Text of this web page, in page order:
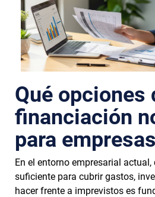
Qué opciones
financiación
para
En el entorno empresarial
suficiente para cubrir gastos,
hacer frente a imprevistos es